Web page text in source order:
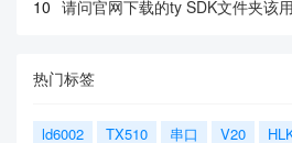
10 请问官网下载的ty SDK文件夹该
热门标签
ld6002 TX510 串口 V20